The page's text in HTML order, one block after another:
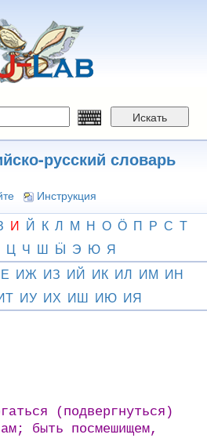
Искать
русский словарь
Инструкция
И Й К Л М Н О Ӧ П Р С Т
Ц Ч Ш Ӹ Э Ю Я
ИЖ ИЗ ИЙ ИК ИЛ ИМ ИН
ИУ ИХ ИШ ИЮ ИЯ
(подвергнуться)
быть посмешищем,